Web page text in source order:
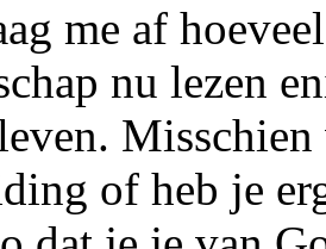
me af
nu lezen
of heb je